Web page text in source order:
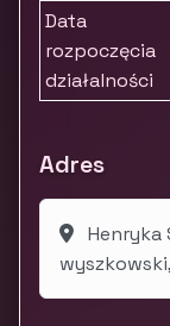
Data
rozpoczęcia
działalności
Adres
Henryka